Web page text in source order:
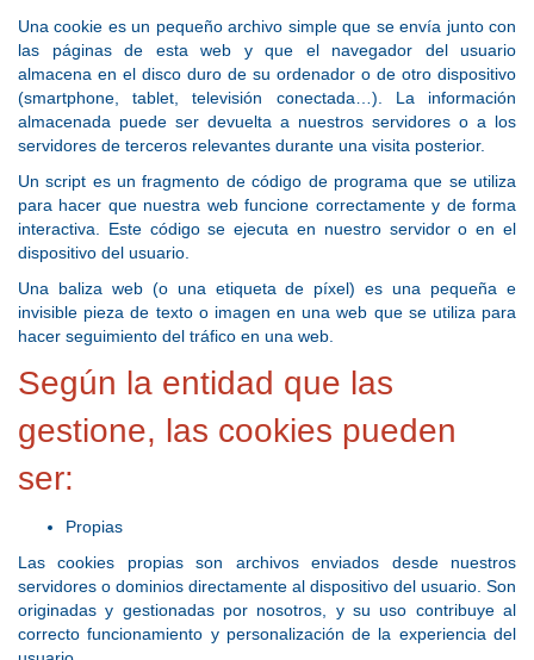
Una cookie es un pequeño archivo simple que se envía junto con
las páginas de esta web y que el navegador del usuario
almacena en el disco duro de su ordenador o de otro dispositivo
(smartphone, tablet, televisión conectada…). La información
almacenada puede ser devuelta a nuestros servidores o a los
servidores de terceros relevantes durante una visita posterior.
Un script es un fragmento de código de programa que se utiliza
para hacer que nuestra web funcione correctamente y de forma
interactiva. Este código se ejecuta en nuestro servidor o en el
dispositivo del usuario.
Una baliza web (o una etiqueta de píxel) es una pequeña e
invisible pieza de texto o imagen en una web que se utiliza para
hacer seguimiento del tráfico en una web.
Según la entidad que las
gestione, las cookies pueden
ser:
Propias
Las cookies propias son archivos enviados desde nuestros
servidores o dominios directamente al dispositivo del usuario. Son
originadas y gestionadas por nosotros, y su uso contribuye al
correcto funcionamiento y personalización de la experiencia del